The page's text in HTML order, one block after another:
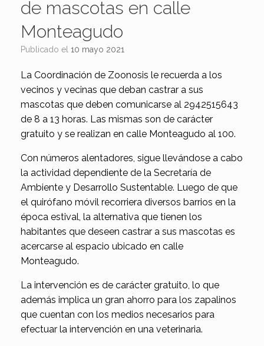
de mascotas en calle
Monteagudo
Publicado el 10 mayo 2021
La Coordinación de Zoonosis le recuerda a los
vecinos y vecinas que deban castrar a sus
mascotas que deben comunicarse al 2942515643
de 8 a 13 horas. Las mismas son de carácter
gratuito y se realizan en calle Monteagudo al 100.
Con números alentadores, sigue llevándose a cabo
la actividad dependiente de la Secretaría de
Ambiente y Desarrollo Sustentable. Luego de que
el quirófano móvil recorriera diversos barrios en la
época estival, la alternativa que tienen los
habitantes que deseen castrar a sus mascotas es
acercarse al espacio ubicado en calle
Monteagudo.
La intervención es de carácter gratuito, lo que
además implica un gran ahorro para los zapalinos
que cuentan con los medios necesarios para
efectuar la intervención en una veterinaria.